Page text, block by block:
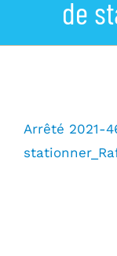
La commune
de
Arrêté 2021-